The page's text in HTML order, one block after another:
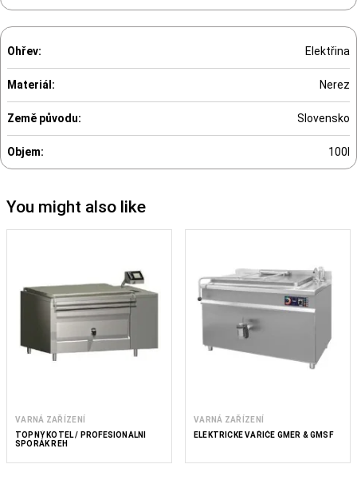
Ohřev: Elektřina
Materiál: Nerez
Země původu: Slovensko
Objem: 100l
You might also like
VARNÁ ZAŘÍZENÍ
TOPNÝ KOTEL / PROFESIONÁLNÍ
SPORÁK REH
VARNÁ ZAŘÍZENÍ
ELEKTRICKÉ VAŘIČE GMER & GMSF